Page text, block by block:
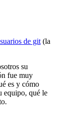
de git (la
su
fue muy
es y cómo
equipo, qué le